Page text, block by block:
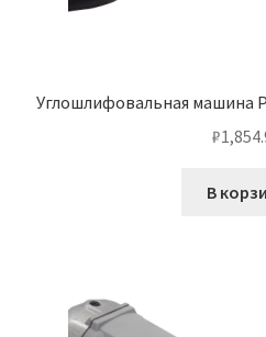
Углошлифовальная машина
₽
В